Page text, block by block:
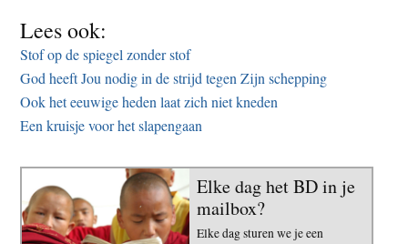
Lees ook:
Stof op de spiegel zonder stof
God heeft Jou nodig in de strijd tegen Zijn schepping
Ook het eeuwige heden laat zich niet kneden
Een kruisje voor het slapengaan
Elke dag het BD in je
mailbox?
Elke dag sturen we je een